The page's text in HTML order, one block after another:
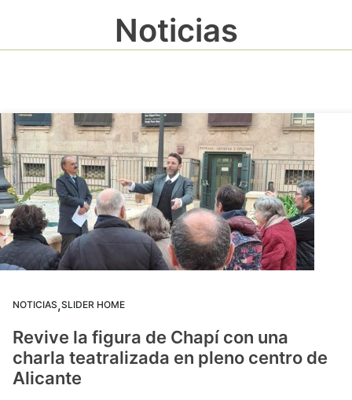
Noticias
NOTICIAS,SLIDER HOME
Revive la figura de Chapí con una
charla teatralizada en pleno centro de
Alicante